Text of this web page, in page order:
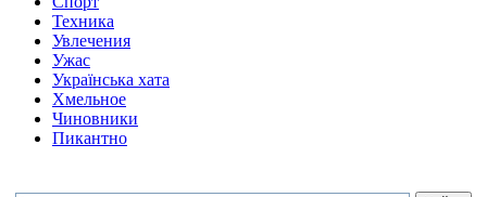
Техника
Увлечения
Ужас
Українська хата
Хмельное
Чиновники
Пикантно